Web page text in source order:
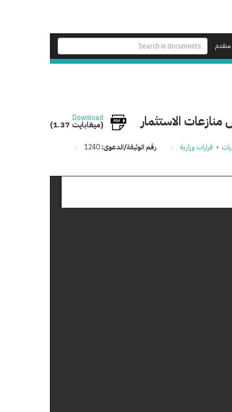
الاستثمار Download
(1.37 ميغابايت)
› قرارات وزارية رقم الوثيقة/الدعوى:1240